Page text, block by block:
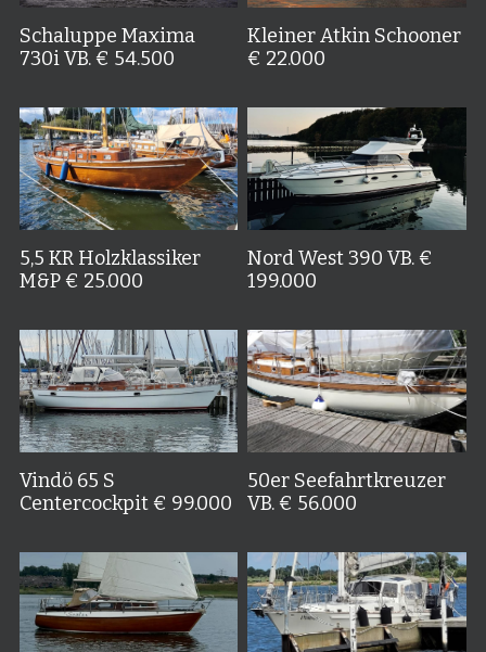
Schaluppe Maxima
730i VB. € 54.500
Kleiner Atkin Schooner
€ 22.000
5,5 KR Holzklassiker
M&P € 25.000
Nord West 390 VB. €
199.000
Vindö 65 S
Centercockpit € 99.000
50er Seefahrtkreuzer
VB. € 56.000